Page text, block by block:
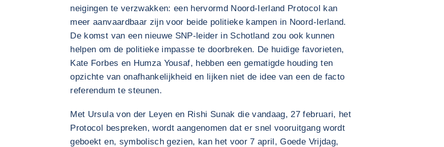
neigingen te verzwakken: een hervormd Noord-Ierland Protocol kan
meer aanvaardbaar zijn voor beide politieke kampen in Noord-Ierland.
De komst van een nieuwe SNP-leider in Schotland zou ook kunnen
helpen om de politieke impasse te doorbreken. De huidige favorieten,
Kate Forbes en Humza Yousaf, hebben een gematigde houding ten
opzichte van onafhankelijkheid en lijken niet de idee van een de facto
referendum te steunen.
Met Ursula von der Leyen en Rishi Sunak die vandaag, 27 februari, het
Protocol bespreken, wordt aangenomen dat er snel vooruitgang wordt
geboekt en, symbolisch gezien, kan het voor 7 april, Goede Vrijdag,